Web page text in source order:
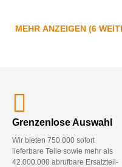
MEHR ANZEIGEN (6
Grenzenlose Auswahl
Wir bieten 750.000 sofort
lieferbare Teile sowie mehr als
42.000.000 abrufbare Ersatzteil-